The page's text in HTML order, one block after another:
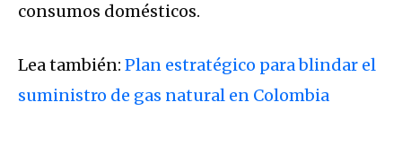
consumos domésticos.
Lea también: Plan estratégico para blindar el
suministro de gas natural en Colombia